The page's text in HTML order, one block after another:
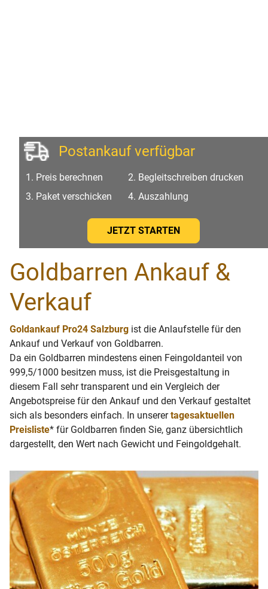
Postankauf verfügbar
Preis berechnen
Begleitschreiben drucken
Paket verschicken
Auszahlung
JETZT STARTEN
Goldbarren Ankauf &
Verkauf
Goldankauf Pro24 Salzburg ist die Anlaufstelle für den
Ankauf und Verkauf von Goldbarren.
Da ein Goldbarren mindestens einen Feingoldanteil von
999,5/1000 besitzen muss, ist die Preisgestaltung in
diesem Fall sehr transparent und ein Vergleich der
Angebotspreise für den Ankauf und den Verkauf gestaltet
sich als besonders einfach. In unserertagesaktuellen
Preisliste* für Goldbarren finden Sie, ganz übersichtlich
dargestellt, den Wert nach Gewicht und Feingoldgehalt.